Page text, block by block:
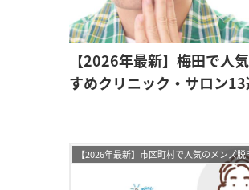
【2026年最新】梅田で人
すめクリニック・サロン